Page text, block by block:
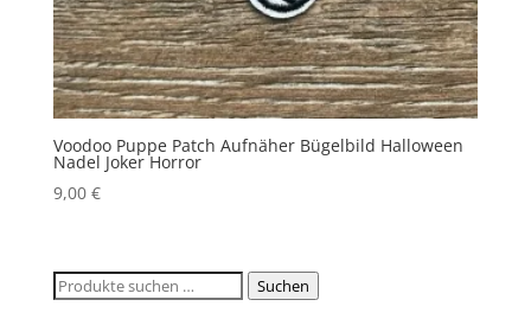
Voodoo Puppe Patch Aufnäher Bügelbild Halloween
Nadel Joker Horror
9,00 €
Suchen
Suchen